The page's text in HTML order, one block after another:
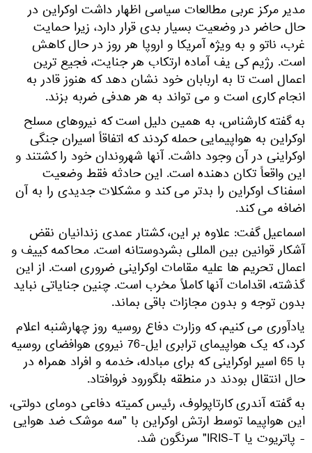
مدیر مرکز عربی مطالعات سیاسی اظهار داشت اوکراین در
حال حاضر در وضعیت بسیار بدی قرار دارد، زیرا حمایت
غرب، ناتو و به ویژه آمریکا و اروپا هر روز در حال کاهش
است. رژیم کی یف آماده ارتکاب هر جنایت، فجیع ترین
اعمال است تا به اربابان خود نشان دهد که هنوز قادر به
انجام کاری است و می تواند به هر هدفی ضربه بزند.
به گفته کارشناس، به همین دلیل است که نیروهای مسلح
اوکراین به هواپیمایی حمله کردند که اتفاقاً اسیران جنگی
اوکراینی در آن وجود داشت. آنها شهروندان خود را کشتند و
این واقعاً تکان دهنده است. این حادثه فقط وضعیت
اسفناک اوکراین را بدتر می کند و مشکلات جدیدی را به آن
اضافه می کند.
اسماعیل گفت: علاوه بر این، کشتار عمدی زندانیان نقض
آشکار قوانین بین المللی بشردوستانه است. محاکمه کی‎یف و
اعمال تحریم ها علیه مقامات اوکراینی ضروری است. از این
گذشته، اقدامات آنها کاملاً مخرب است. چنین جنایاتی نباید
بدون توجه و بدون مجازات باقی بماند.
یادآوری می کنیم، که وزارت دفاع روسیه روز چهارشنبه اعلام
کرد، که یک هواپیمای ترابری ایل-76 نیروی هوافضای روسیه
با 65 اسیر اوکراینی که برای مبادله، خدمه و افراد همراه در
حال انتقال بودند در منطقه بلگورود فروافتاد.
به گفته آندری کارتاپولوف، رئیس کمیته دفاعی دومای دولتی،
این هواپیما توسط ارتش اوکراین با "سه موشک ضد هوایی
- پاتریوت یا IRIS-T" سرنگون شد.